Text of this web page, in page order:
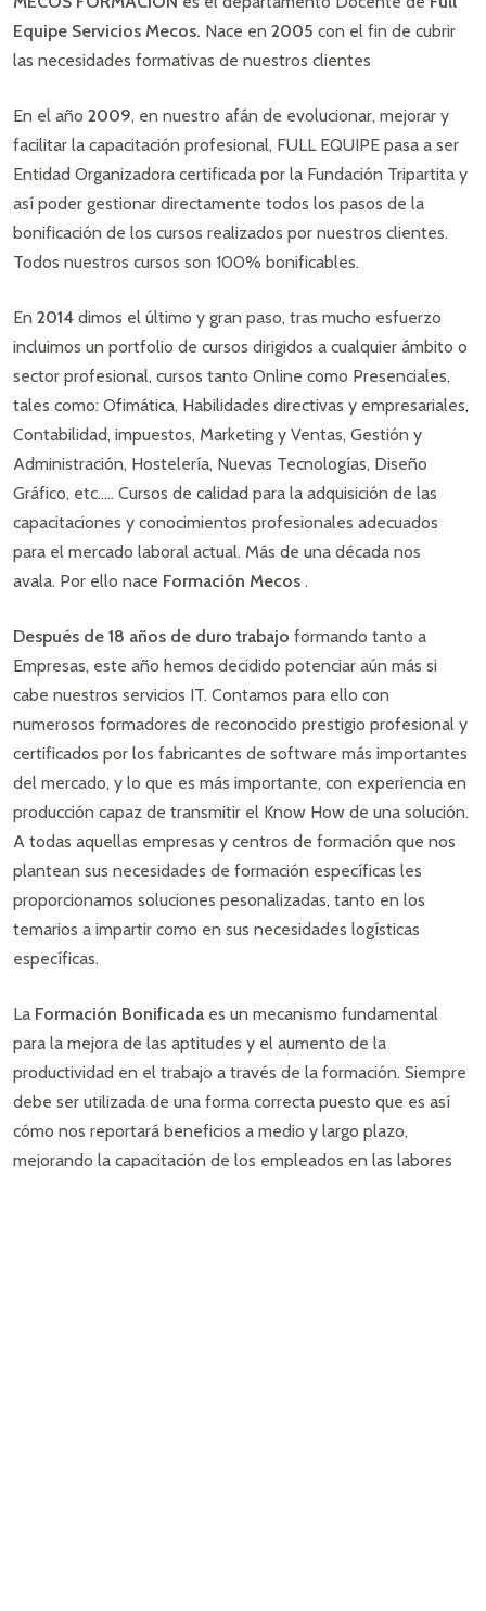
Equipe Servicios Mecos. Nace en 2005 con el fin de cubrir
las necesidades formativas de nuestros clientes
En el año 2009, en nuestro afán de evolucionar, mejorar y
facilitar la capacitación profesional, FULL EQUIPE pasa a ser
Entidad Organizadora certificada por la Fundación Tripartita y
así poder gestionar directamente todos los pasos de la
bonificación de los cursos realizados por nuestros clientes.
Todos nuestros cursos son 100% bonificables.
En 2014 dimos el último y gran paso, tras mucho esfuerzo
incluimos un portfolio de cursos dirigidos a cualquier ámbito o
sector profesional, cursos tanto Online como Presenciales,
tales como: Ofimática, Habilidades directivas y empresariales,
Contabilidad, impuestos, Marketing y Ventas, Gestión y
Administración, Hostelería, Nuevas Tecnologías, Diseño
Gráfico, etc….. Cursos de calidad para la adquisición de las
capacitaciones y conocimientos profesionales adecuados
para el mercado laboral actual. Más de una década nos
avala. Por ello nace Formación Mecos .
Después de 18 años de duro trabajo formando tanto a
Empresas, este año hemos decidido potenciar aún más si
cabe nuestros servicios IT. Contamos para ello con
numerosos formadores de reconocido prestigio profesional y
certificados por los fabricantes de software más importantes
del mercado, y lo que es más importante, con experiencia en
producción capaz de transmitir el Know How de una solución.
A todas aquellas empresas y centros de formación que nos
plantean sus necesidades de formación específicas les
proporcionamos soluciones pesonalizadas, tanto en los
temarios a impartir como en sus necesidades logísticas
específicas.
La Formación Bonificada es un mecanismo fundamental
para la mejora de las aptitudes y el aumento de la
productividad en el trabajo a través de la formación. Siempre
debe ser utilizada de una forma correcta puesto que es así
cómo nos reportará beneficios a medio y largo plazo,
mejorando la capacitación de los empleados en las labores